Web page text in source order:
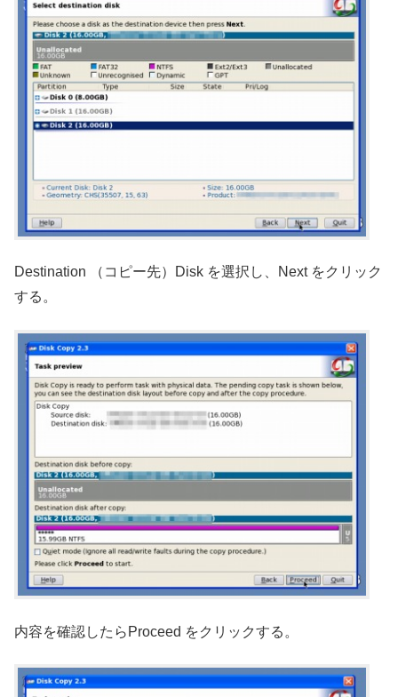
Destination （コピー先）Disk を選択し、Next をクリック
する。
内容を確認したらProceed をクリックする。